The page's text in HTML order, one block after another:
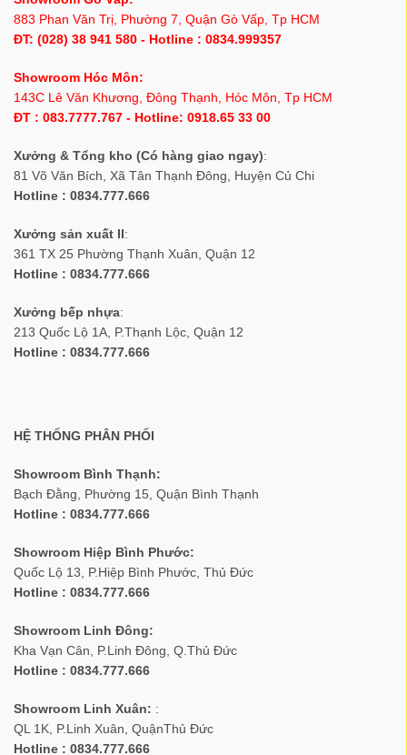
883 Phan Văn Trị, Phường 7, Quận Gò Vấp, Tp HCM
ĐT: (028) 38 941 580 - Hotline : 0834.999357
Showroom Hóc Môn:
143C Lê Văn Khương, Đông Thạnh, Hóc Môn, Tp HCM
ĐT : 083.7777.767 - Hotline: 0918.65 33 00
Xưởng & Tổng kho (Có hàng giao ngay):
81 Võ Văn Bích, Xã Tân Thạnh Đông, Huyện Củ Chi
Hotline : 0834.777.666
Xưởng sản xuất II:
361 TX 25 Phường Thạnh Xuân, Quận 12
Hotline : 0834.777.666
Xưởng bếp nhựa:
213 Quốc Lộ 1A, P.Thạnh Lộc, Quận 12
Hotline : 0834.777.666
HỆ THỐNG PHÂN PHỐI
Showroom Bình Thạnh:
Bạch Đằng, Phường 15, Quận Bình Thạnh
Hotline : 0834.777.666
Showroom Hiệp Bình Phước:
Quốc Lộ 13, P.Hiệp Bình Phước, Thủ Đức
Hotline : 0834.777.666
Showroom Linh Đông:
Kha Vạn Cân, P.Linh Đông, Q.Thủ Đức
Hotline : 0834.777.666
Showroom Linh Xuân: :
QL 1K, P.Linh Xuân, QuậnThủ Đức
Hotline : 0834.777.666